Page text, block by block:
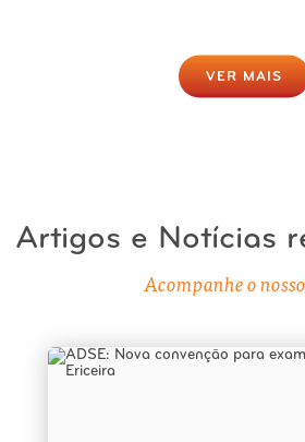
VER MAIS
Artigos e Notícias
Acompanhe o